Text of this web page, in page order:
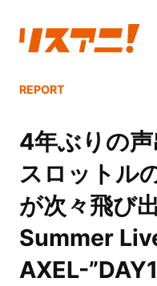
REPORT
4年ぶりの
スロットル
が次々飛び
Summer
AXEL-